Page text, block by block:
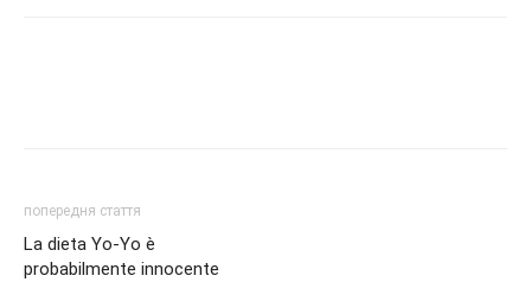
попередня стаття
La dieta Yo-Yo è
probabilmente innocente